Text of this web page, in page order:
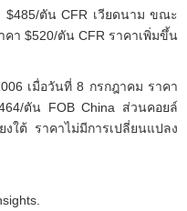
$485/ตัน CFR เวียดนาม ขณะ
า $520/ตัน CFR ราคาเพิ่มขึ้น
เมื่อวันที่ 8 กรกฎาคม ราคา
ตัน FOB China ส่วนคอยล์
งใต้ ราคาไม่มีการเปลี่ยนแปลง